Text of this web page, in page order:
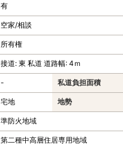
有
空家/相談
所有権
接道: 東 私道 道路幅: 4ｍ
- 私道負担面積
宅地 地勢
準防火地域
第二種中高層住居専用地域